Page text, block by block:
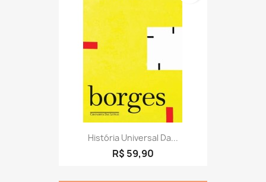
História Universal Da...
R$ 59,90